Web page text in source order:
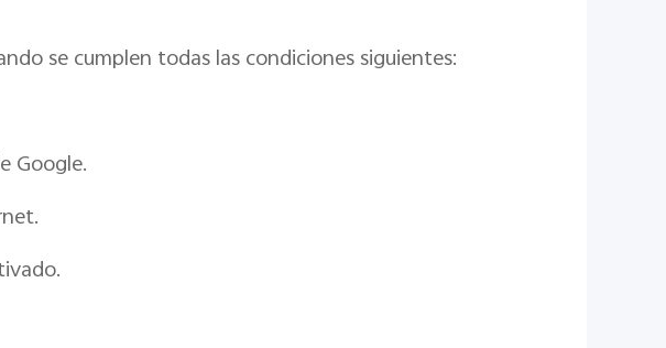
se cumplen todas las condiciones siguientes:
Google.